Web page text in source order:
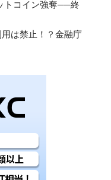
トコイン強奪──終
は禁止！？金融庁